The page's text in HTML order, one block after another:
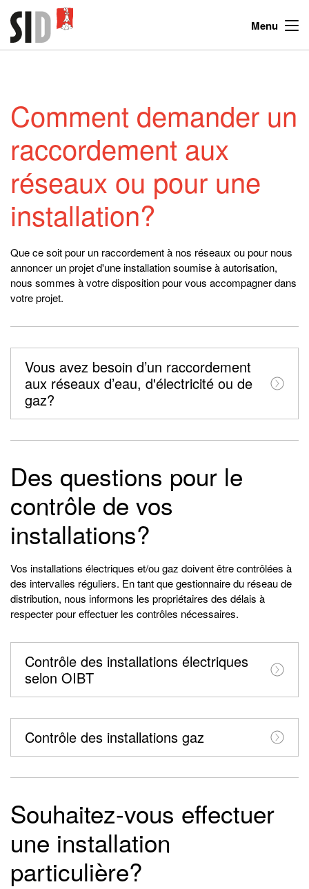
Menu
Comment demander un
raccordement aux
réseaux ou pour une
installation?
Que ce soit pour un raccordement à nos réseaux ou pour nous
annoncer un projet d'une installation soumise à autorisation,
nous sommes à votre disposition pour vous accompagner dans
votre projet.
Vous avez besoin d’un raccordement
aux réseaux d’eau, d'électricité ou de
gaz?
Des questions pour le
contrôle de vos
installations?
Vos installations électriques et/ou gaz doivent être contrôlées à
des intervalles réguliers. En tant que gestionnaire du réseau de
distribution, nous informons les propriétaires des délais à
respecter pour effectuer les contrôles nécessaires.
Contrôle des installations électriques
selon OIBT
Contrôle des installations gaz
Souhaitez-vous effectuer
une installation
particulière?